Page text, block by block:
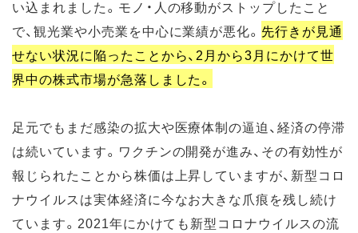
い込まれました。モノ・人の移動がストップしたこと
で、観光業や小売業を中心に業績が悪化。 先行きが見通
せない状況に陥ったことから、2月から3月にかけて世
界中の株式市場が急落しました。
足元でもまだ感染の拡大や医療体制の逼迫、経済の停滞
は続いています。ワクチンの開発が進み、その有効性が
報じられたことから株価は上昇していますが、新型コロ
ナウイルスは実体経済に今なお大きな爪痕を残し続け
ています。2021年にかけても新型コロナウイルスの流